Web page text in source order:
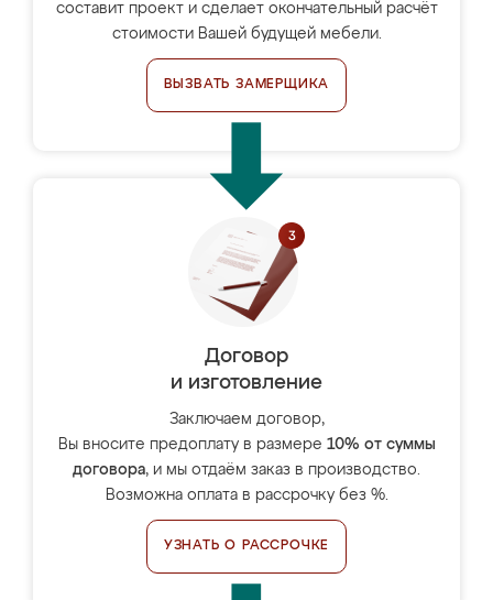
составит проект и сделает окончательный расчёт
стоимости Вашей будущей мебели.
ВЫЗВАТЬ ЗАМЕРЩИКА
Договор
и изготовление
Заключаем договор,
Вы вносите предоплату в размере 10% от суммы
договора, и мы отдаём заказ в производство.
Возможна оплата в рассрочку без %.
УЗНАТЬ О РАССРОЧКЕ